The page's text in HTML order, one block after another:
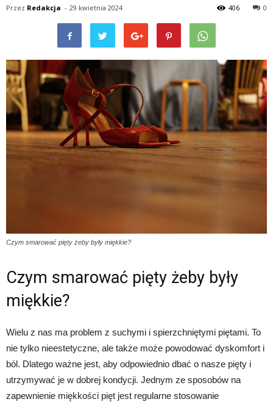
Przez Redakcja - 29 kwietnia 2024 0
406
Czym smarować pięty żeby były miękkie?
Czym smarować pięty żeby były
miękkie?
Wielu z nas ma problem z suchymi i spierzchniętymi piętami. To
nie tylko nieestetyczne, ale także może powodować dyskomfort i
ból. Dlatego ważne jest, aby odpowiednio dbać o nasze pięty i
utrzymywać je w dobrej kondycji. Jednym ze sposobów na
zapewnienie miękkości pięt jest regularne stosowanie